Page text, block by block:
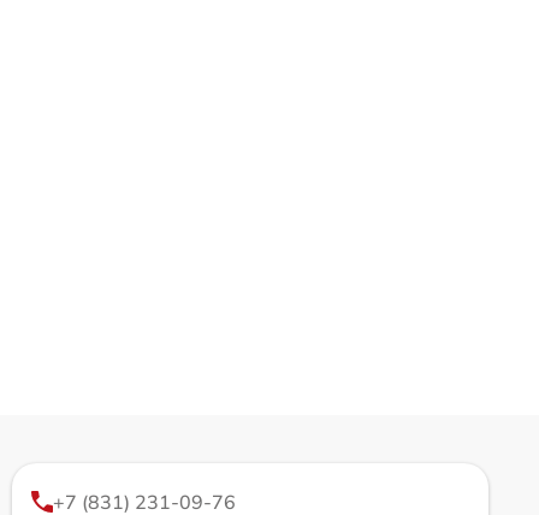
+7 (831) 231-09-76